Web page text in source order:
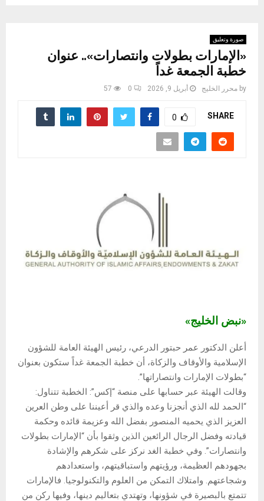
صورة وتعليق
«الإمارات بطولات وانتصارات».. عنوان
خطبة الجمعة غداً
by محرر الخليج أبريل 9, 2026 0
57
SHARE
0
«نبض الخليج»
أعلن الدكتور عمر حبتور الدرعي، رئيس الهيئة العامة للشؤون
الإسلامية والأوقاف والزكاة، أن خطبة الجمعة غداً ستكون بعنوان
“بطولات الإمارات وانتصاراتها”.
وقالت الهيئة عبر حسابها على منصة “إكس”: الخطبة تتناول:
“الحمد لله الذي أنجزنا وعده والذي قر أعيننا على وطن العرين
العزيز الذي يحميه المنصور بفضل الله وعزيمة قائده وحكمة
قيادته وفضل الرجال الرائعين الذين وثقوا بأن “الإمارات بطولات
وانتصارات”. وفي خطبة الغد نركز على شكرهم والإشادة
بجهودهم العظيمة، ورؤيتهم واستباقيتهم، واستعدادهم
وشجاعتهم. وامتلاك التمكن من العلوم والتكنولوجيا. فالإمارات
تتمتع بالبصيرة في شؤونها، وتهتدي بتعاليم دينها، وفيها ركن من